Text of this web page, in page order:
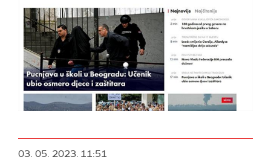
03. 05. 2023. 11:51